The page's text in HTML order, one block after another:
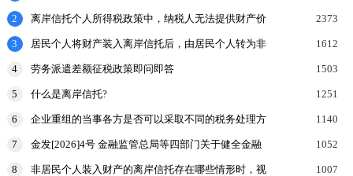
2
离岸信托个人所得税政策中，纳税人无法提供财产价
2373
3
居民个人将财产装入离岸信托后，由居民个人转为非
申报表和涉
1612
4 劳务派遣差额征税政策即问即答 1503
5 什么是离岸信托? 1251
6
企业重组的当事各方是否可以采取不同的税务处理方
1140
7
金发[2026]4号 金融监管总局等四部门关于健全金融
1052
8
非居民个人装入财产的离岸信托存在哪些情形时，视
1007